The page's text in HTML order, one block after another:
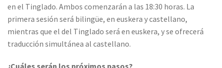
en el Tinglado. Ambos comenzarán a las 18:30 horas. La
primera sesión será bilingüe, en euskera y castellano,
mientras que el del Tinglado será en euskera, y se ofrecerá
traducción simultánea al castellano.